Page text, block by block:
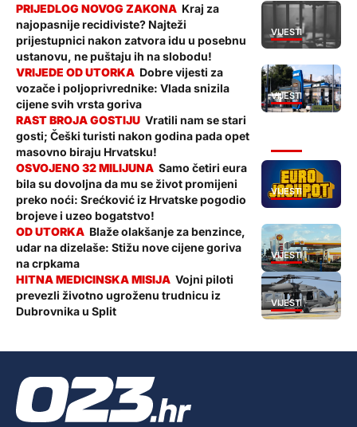
VIJESTI
Kraj za
najopasnije recidiviste? Najteži
prijestupnici nakon zatvora idu u posebnu
ustanovu, ne puštaju ih na slobodu!
VIJESTI
Dobre vijesti za
vozače i poljoprivrednike: Vlada snizila
cijene svih vrsta goriva
Vratili nam se stari
gosti; Češki turisti nakon godina pada opet
masovno biraju Hrvatsku!
VIJESTI
Samo četiri eura
bila su dovoljna da mu se život promijeni
preko noći: Srećković iz Hrvatske pogodio
brojeve i uzeo bogatstvo!
VIJESTI
Blaže olakšanje za benzince,
udar na dizelaše: Stižu nove cijene goriva
na crpkama
VIJESTI
Vojni piloti
prevezli životno ugroženu trudnicu iz
Dubrovnika u Split